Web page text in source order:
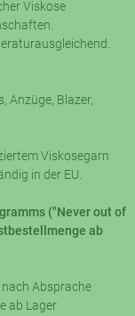
Viskose
Anzüge, Blazer,
Viskosegarn
in der EU.
("Never out of
ab
Absprache
ab Lager